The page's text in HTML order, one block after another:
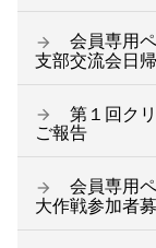
会員専用
支部交流会日
第１回ク
ご報告
会員専用
大作戦参加者